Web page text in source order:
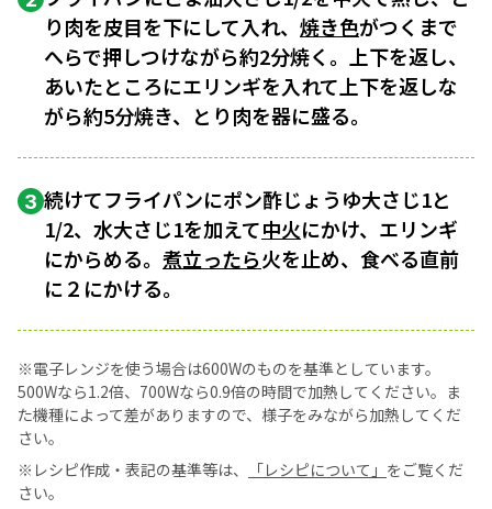
り肉を皮目を下にして入れ、 焼き色がつくまで
へらで押しつけながら約2分焼く。上下を返し、
あいたところにエリンギを入れて上下を返しな
がら約5分焼き、とり肉を器に盛る。
3 続けてフライパンにポン酢じょうゆ大さじ1と
1/2、水大さじ1を加えて中火にかけ、エリンギ
にからめる。 煮立ったら火を止め、食べる直前
に２にかける。
※電子レンジを使う場合は600Wのものを基準としています。
500Wなら1.2倍、700Wなら0.9倍の時間で加熱してください。ま
た機種によって差がありますので、様子をみながら加熱してくだ
さい。
※レシピ作成・表記の基準等は、
「レシピについて」 をご覧くだ
さい。